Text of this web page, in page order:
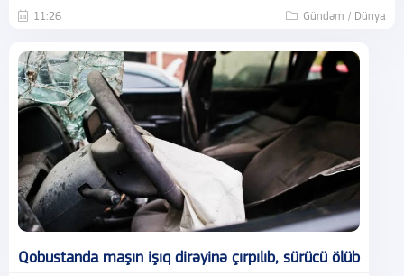
11:26 Gündəm / Dünya
Qobustanda maşın işıq dirəyinə çırpılıb, sürücü ölüb